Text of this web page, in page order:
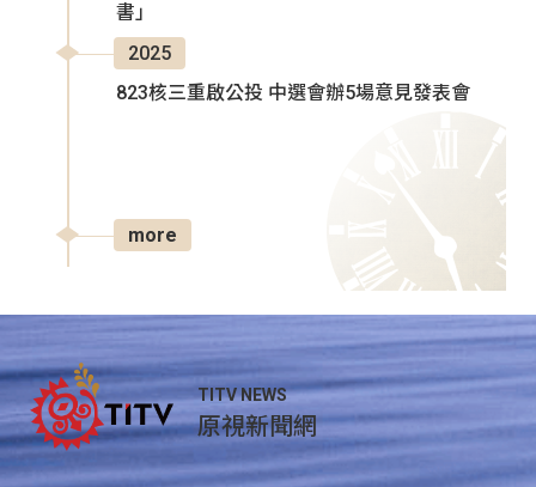
書」
2025
823核三重啟公投 中選會辦5場意見發表會
more
TITV NEWS
原視新聞網